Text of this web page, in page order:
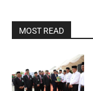
MOST READ